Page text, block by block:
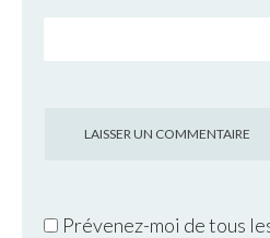
Prévenez-moi de tous